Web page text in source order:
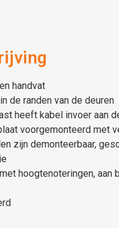
handvat
de randen van de deuren
heeft kabel invoer aan
voorgemonteerd met
zijn demonteerbaar,
hoogtenoteringen, aan